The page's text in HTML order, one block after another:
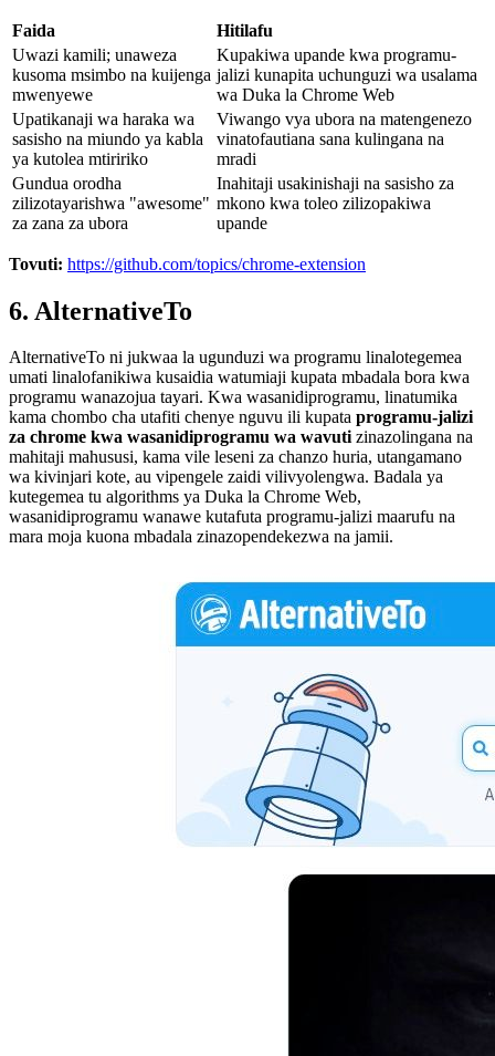
Faida
Hitilafu
Uwazi kamili; unaweza
kusoma msimbo na kuijenga
mwenyewe
Kupakiwa upande kwa programu-
jalizi kunapita uchunguzi wa usalama
wa Duka la Chrome Web
Upatikanaji wa haraka wa
sasisho na miundo ya kabla
ya kutolea mtiririko
Viwango vya ubora na matengenezo
vinatofautiana sana kulingana na
mradi
Gundua orodha
zilizotayarishwa "awesome"
za zana za ubora
Inahitaji usakinishaji na sasisho za
mkono kwa toleo zilizopakiwa
upande
Tovuti: https://github.com/topics/chrome-extension
6. AlternativeTo
AlternativeTo ni jukwaa la ugunduzi wa programu linalotegemea
umati linalofanikiwa kusaidia watumiaji kupata mbadala bora kwa
programu wanazojua tayari. Kwa wasanidiprogramu, linatumika
kama chombo cha utafiti chenye nguvu ili kupata programu-jalizi
za chrome kwa wasanidiprogramu wa wavutizinazolingana na
mahitaji mahususi, kama vile leseni za chanzo huria, utangamano
wa kivinjari kote, au vipengele zaidi vilivyolengwa. Badala ya
kutegemea tu algorithms ya Duka la Chrome Web,
wasanidiprogramu wanawe kutafuta programu-jalizi maarufu na
mara moja kuona mbadala zinazopendekezwa na jamii.